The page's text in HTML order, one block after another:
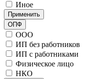
Иное
Применить
ОПФ
ООО
ИП без работников
ИП с работниками
Физическое лицо
НКО